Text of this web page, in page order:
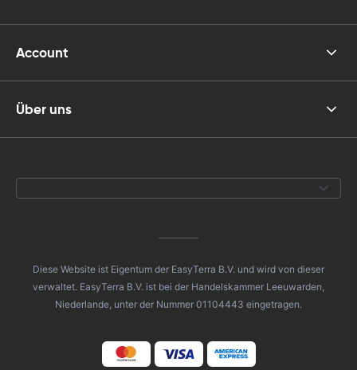
Account
Über uns
Diese Website ist Eigentum der EasyTerra B.V. und wird von dieser
verwaltet. EasyTerra B.V. ist bei der Handelskammer Leeuwarden,
Niederlande, unter der Nummer 01104443 eingetragen.